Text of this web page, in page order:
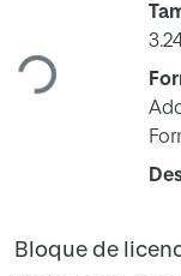
Cargando...
Bloque de